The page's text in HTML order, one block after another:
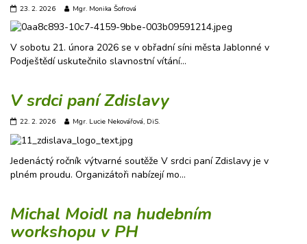
23. 2. 2026 Mgr. Monika Šofrová
V sobotu 21. února 2026 se v obřadní síni města Jablonné v
Podještědí uskutečnilo slavnostní vítání…
V srdci paní Zdislavy
22. 2. 2026 Mgr. Lucie Nekovářová, DiS.
Jedenáctý ročník výtvarné soutěže V srdci paní Zdislavy je v
plném proudu. Organizátoři nabízejí mo…
Michal Moidl na hudebním
workshopu v PH